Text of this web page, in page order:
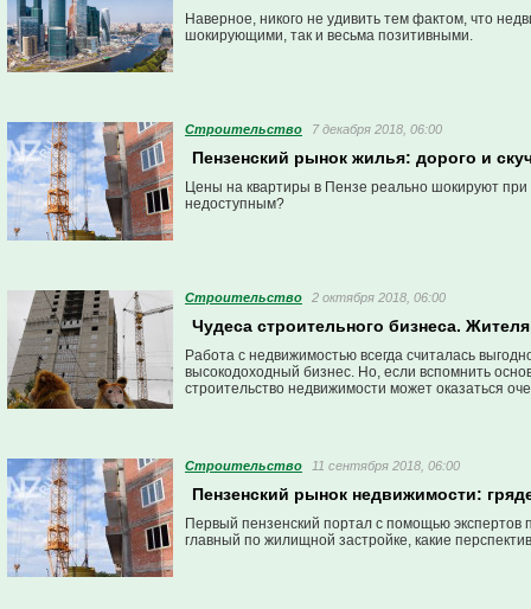
Наверное, никого не удивить тем фактом, что
шокирующими, так и весьма позитивными.
Строительство 7 декабря 2018, 06:00
Пензенский рынок жилья: дорого и
Цены на квартиры в Пензе реально шокируют
недоступным?
Строительство 2 октября 2018, 06:00
Чудеса строительного бизнеса.
Работа с недвижимостью всегда считалась
высокодоходный бизнес. Но, если вспомнить
строительство недвижимости может оказаться
Строительство 11 сентября 2018, 06:00
Пензенский рынок недвижимости:
Первый пензенский портал с помощью
главный по жилищной застройке, какие